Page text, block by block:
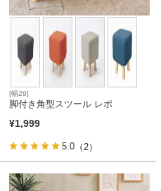
[幅29]
脚付き角型スツール レポ
¥1,999
5.0 （2）